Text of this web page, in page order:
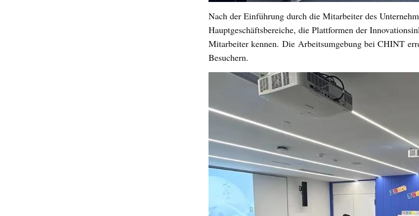
Nach der Einführung durch die Mitarbeiter des
Hauptgeschäftsbereiche, die Plattformen der
Mitarbeiter kennen. Die Arbeitsumgebung bei CHINT
Besuchern.